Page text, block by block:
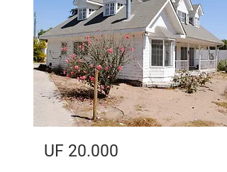
UF 20.000